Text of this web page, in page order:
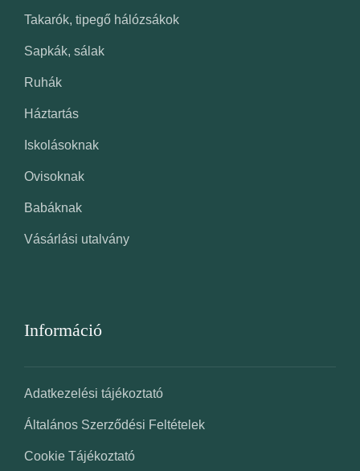
Takarók, tipegő hálózsákok
Sapkák, sálak
Ruhák
Háztartás
Iskolásoknak
Ovisoknak
Babáknak
Vásárlási utalvány
Információ
Adatkezelési tájékoztató
Általános Szerződési Feltételek
Cookie Tájékoztató